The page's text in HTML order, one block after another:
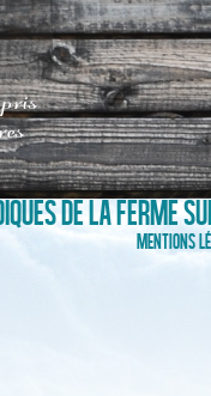
DE LA FERME
Mentions